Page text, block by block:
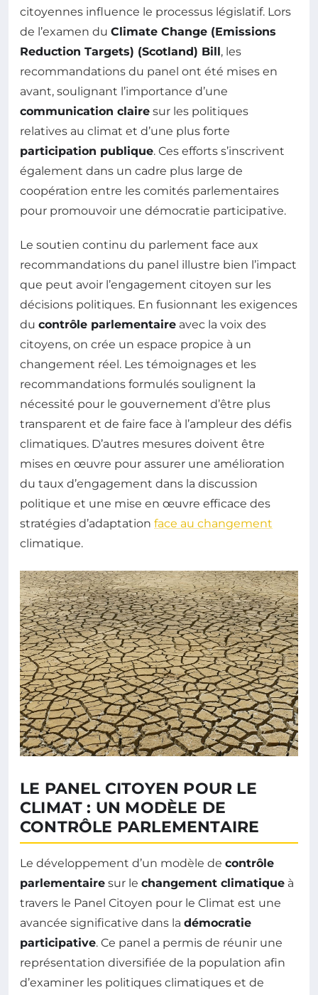
citoyennes influence le processus législatif. Lors
de l’examen du Climate Change (Emissions
Reduction Targets) (Scotland) Bill, les
recommandations du panel ont été mises en
avant, soulignant l’importance d’une
communication claire sur les politiques
relatives au climat et d’une plus forte
participation publique. Ces efforts s’inscrivent
également dans un cadre plus large de
coopération entre les comités parlementaires
pour promouvoir une démocratie participative.
Le soutien continu du parlement face aux
recommandations du panel illustre bien l’impact
que peut avoir l’engagement citoyen sur les
décisions politiques. En fusionnant les exigences
du contrôle parlementaire avec la voix des
citoyens, on crée un espace propice à un
changement réel. Les témoignages et les
recommandations formulés soulignent la
nécessité pour le gouvernement d’être plus
transparent et de faire face à l’ampleur des défis
climatiques. D’autres mesures doivent être
mises en œuvre pour assurer une amélioration
du taux d’engagement dans la discussion
politique et une mise en œuvre efficace des
stratégies d’adaptation face au changement
climatique.
LE PANEL CITOYEN POUR LE
CLIMAT : UN MODÈLE DE
CONTRÔLE PARLEMENTAIRE
Le développement d’un modèle de contrôle
parlementaire sur le changement climatique à
travers le Panel Citoyen pour le Climat est une
avancée significative dans la démocratie
participative. Ce panel a permis de réunir une
représentation diversifiée de la population afin
d’examiner les politiques climatiques et de